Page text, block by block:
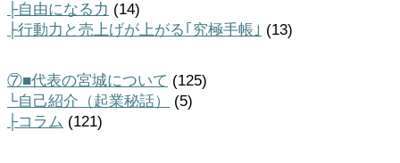
├自由になる力 (14)
├行動力と売上げが上がる｢究極手帳｣ (13)
⑦■代表の宮城について (125)
└自己紹介（起業秘話）
(5)
├コラム (121)